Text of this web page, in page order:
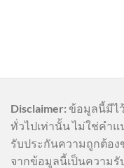
Disclaimer: ข้อมูลนี้มีไ
ทั่วไปเท่านั้น ไม่ใช่คำแ
รับประกันความถูกต้อง
จากข้อมูลนี้เป็นความ